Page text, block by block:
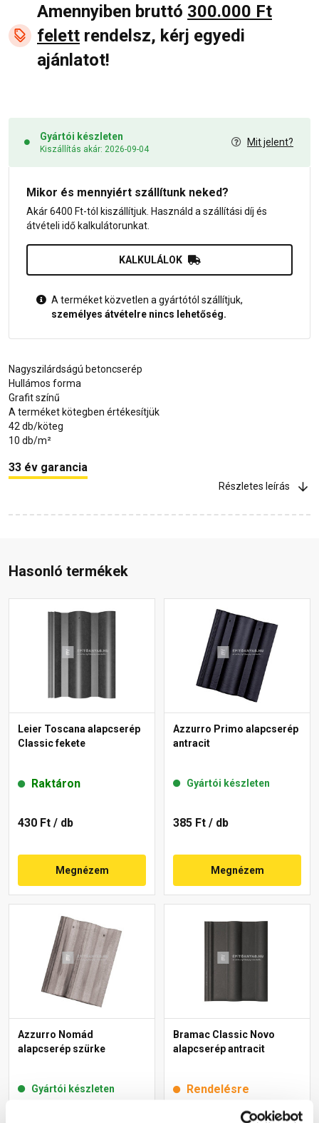
Amennyiben bruttó 300.000 Ft
felett rendelsz, kérj egyedi
ajánlatot!
Gyártói készleten
Kiszállítás akár: 2026-09-04
Mit jelent?
Mikor és mennyiért szállítunk neked?
Akár 6400 Ft-tól kiszállítjuk. Használd a szállítási díj és
átvételi idő kalkulátorunkat.
KALKULÁLOK
A terméket közvetlen a gyártótól szállítjuk,
személyes átvételre nincs lehetőség.
Nagyszilárdságú betoncserép
Hullámos forma
Grafit színű
A terméket kötegben értékesítjük
42 db/köteg
10 db/m²
33 év garancia
Részletes leírás
Hasonló termékek
Leier Toscana alapcserép
Classic fekete
Raktáron
430 Ft / db
Megnézem
Azzurro Primo alapcserép
antracit
Gyártói készleten
385 Ft / db
Megnézem
Azzurro Nomád
alapcserép szürke
Gyártói készleten
Bramac Classic Novo
alapcserép antracit
Rendelésre